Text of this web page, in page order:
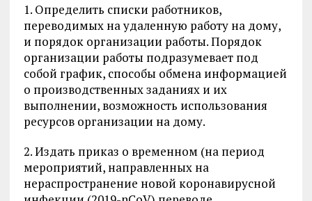
1. Определить списки работников,
переводимых на удаленную работу на дому,
и порядок организации работы. Порядок
организации работы подразумевает под
собой график, способы обмена информацией
о производственных заданиях и их
выполнении, возможность использования
ресурсов организации на дому.
2. Издать приказ о временном (на период
мероприятий, направленных на
нераспространение новой коронавирусной